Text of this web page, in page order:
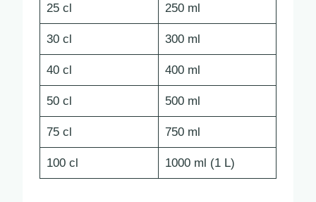
25 cl 250 ml
30 cl 300 ml
40 cl 400 ml
50 cl 500 ml
75 cl 750 ml
100 cl 1000 ml (1 L)